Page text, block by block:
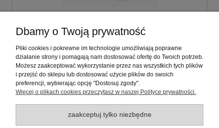
Śruba napędowa 12 1/4 x 9
Tohatsu(35,40,50,60) KM (T40 BS.PRO)
510,00 zł
zawiera 23% VAT, bez kosztów dostawy
do koszyka
Dbamy o Twoją prywatność
Pliki cookies i pokrewne im technologie umożliwiają poprawne
działanie strony i pomagają nam dostosować ofertę do Twoich potrzeb.
Możesz zaakceptować wykorzystanie przez nas wszystkich tych plików
i przejść do sklepu lub dostosować użycie plików do swoich
preferencji, wybierając opcję "Dostosuj zgody".
Więcej o plikach cookies przeczytasz w naszej Polityce prywatności.
zaakceptuj tylko niezbędne